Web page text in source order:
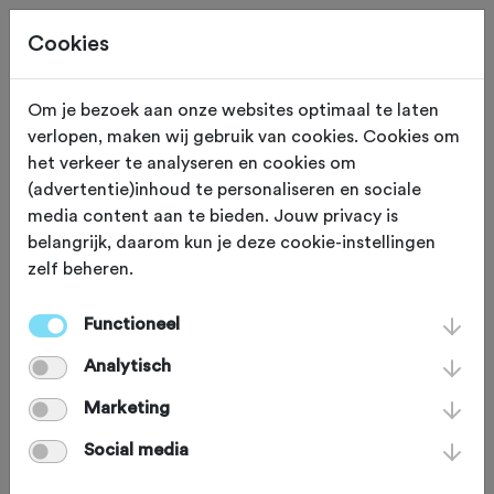
FIETSWINKEL Kruibeke
FSM CONCEPT BIKE
STORE
FSMbikes.com is een Belgisch merk
van carbon race-, piste- en
gravelfietsen dat in zijn producten
steeds een Italiaanse toets weet te
Cookies
Om je bezoek aan onze websites optimaal te laten
verlopen, maken wij gebruik van cookies. Cookies om
het verkeer te analyseren en cookies om
(advertentie)inhoud te personaliseren en sociale
media content aan te bieden. Jouw privacy is
belangrijk, daarom kun je deze cookie-instellingen
zelf beheren.
Functioneel
Analytisch
Marketing
Social media